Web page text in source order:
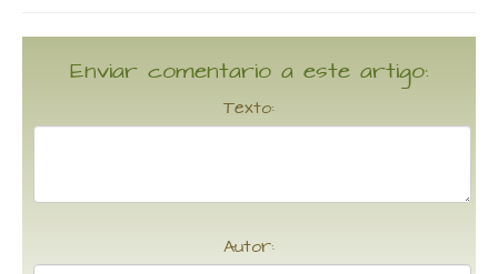
Enviar comentario a este artigo:
Texto:
Autor: